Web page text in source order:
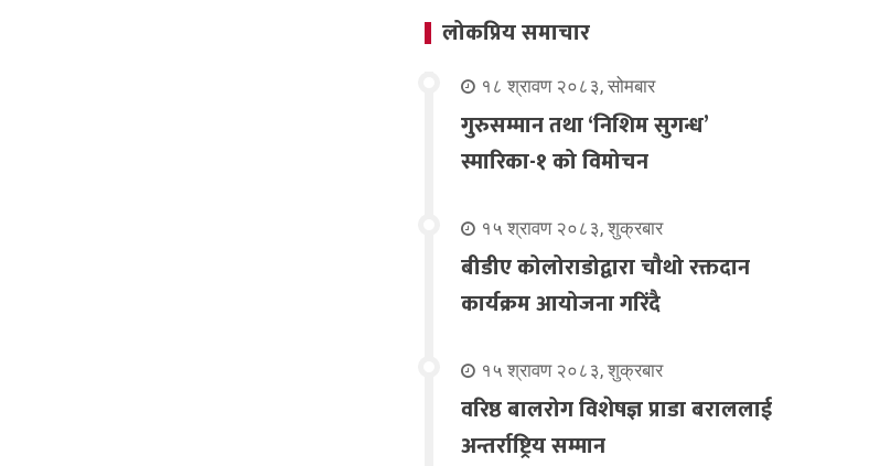
लोकप्रिय समाचार
१८ श्रावण २०८३, सोमबार
गुरुसम्मान तथा ‘निशिम सुगन्ध’
स्मारिका-१ को विमोचन
१५ श्रावण २०८३, शुक्रबार
बीडीए कोलोराडोद्वारा चौथो रक्तदान
कार्यक्रम आयोजना गरिंदै
१५ श्रावण २०८३, शुक्रबार
वरिष्ठ बालरोग विशेषज्ञ प्राडा बराललाई
अन्तर्राष्ट्रिय सम्मान